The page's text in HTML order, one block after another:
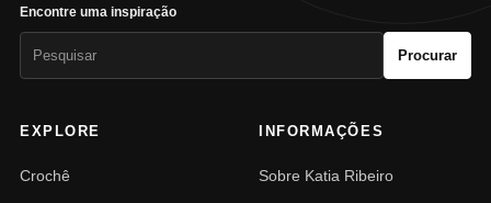
Encontre uma inspiração
Procurar
EXPLORE
Crochê
INFORMAÇÕES
Sobre Katia Ribeiro